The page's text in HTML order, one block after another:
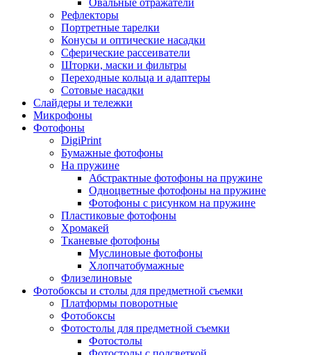
Овальные отражатели
Рефлекторы
Портретные тарелки
Конусы и оптические насадки
Сферические рассеиватели
Шторки, маски и фильтры
Переходные кольца и адаптеры
Сотовые насадки
Слайдеры и тележки
Микрофоны
Фотофоны
DigiPrint
Бумажные фотофоны
На пружине
Абстрактные фотофоны на пружине
Одноцветные фотофоны на пружине
Фотофоны с рисунком на пружине
Пластиковые фотофоны
Хромакей
Тканевые фотофоны
Муслиновые фотофоны
Хлопчатобумажные
Флизелиновые
Фотобоксы и столы для предметной съемки
Платформы поворотные
Фотобоксы
Фотостолы для предметной съемки
Фотостолы